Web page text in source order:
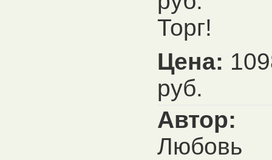
Торг!
Цена:
руб.
Автор:
Любовь